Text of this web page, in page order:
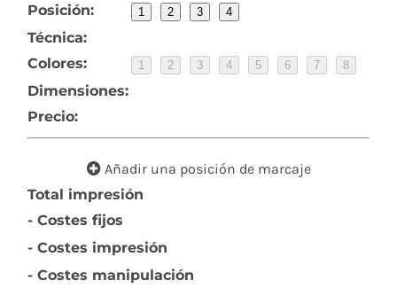
Posición: 1 2 3 4
Técnica:
Colores:
1 2 3 4 5 6 7 8
Dimensiones:
Precio:
Añadir una posición de marcaje
Total impresión
- Costes fijos
- Costes impresión
- Costes manipulación